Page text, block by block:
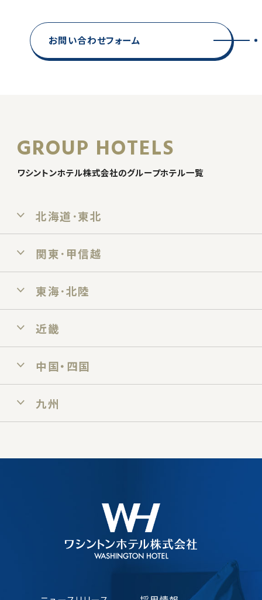
お問い合わせフォーム
GROUP HOTELS
ワシントンホテル株式会社のグループホテル一覧
北海道･東北
関東･甲信越
東海･北陸
近畿
中国・四国
九州